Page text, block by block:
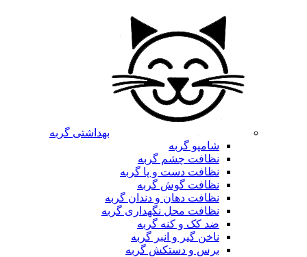
بهداشتی گربه
شامپو گربه
نظافت چشم گربه
نظافت دست و پا گربه
نظافت گوش گربه
نظافت دهان و دندان گربه
نظافت محل نگهداری گربه
ضد کک و کنه گربه
ناخن گیر و انبر گربه
برس و دستکش گربه